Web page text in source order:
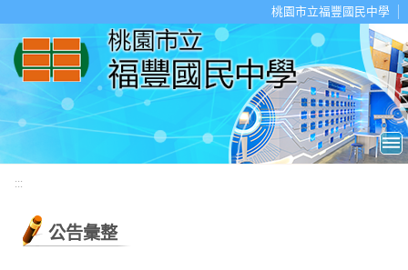
桃園市立福豐國民中學
:::
公告彙整